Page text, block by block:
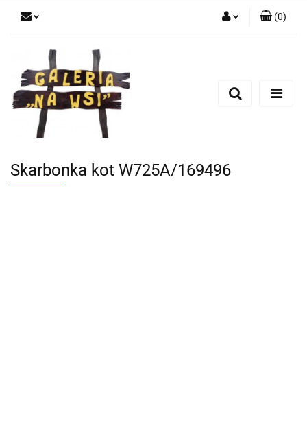
Dodaj zgłoszenie
(0)
Skarbonka kot W725A/169496